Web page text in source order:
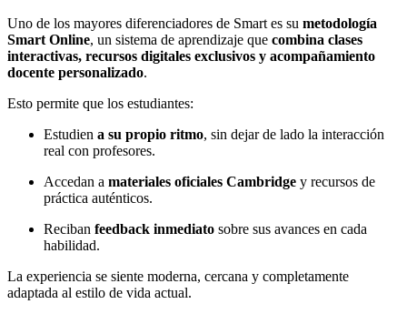
Uno de los mayores diferenciadores de Smart es su metodología
Smart Online, un sistema de aprendizaje que combina clases
interactivas, recursos digitales exclusivos y acompañamiento
docente personalizado.
Esto permite que los estudiantes:
Estudien a su propio ritmo, sin dejar de lado la interacción
real con profesores.
Accedan a materiales oficiales Cambridge y recursos de
práctica auténticos.
Reciban feedback inmediato sobre sus avances en cada
habilidad.
La experiencia se siente moderna, cercana y completamente
adaptada al estilo de vida actual.